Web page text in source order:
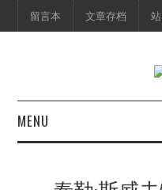
留言本 文章存档
MENU